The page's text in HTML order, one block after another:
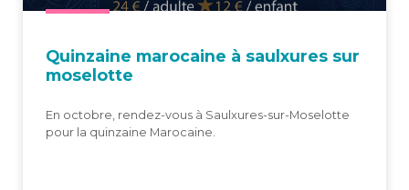
Quin­zaine maro­caine à saulxures sur
moselotte
En octobre, rendez-vous à Saulxures-sur-Moselotte
pour la quinzaine Marocaine.